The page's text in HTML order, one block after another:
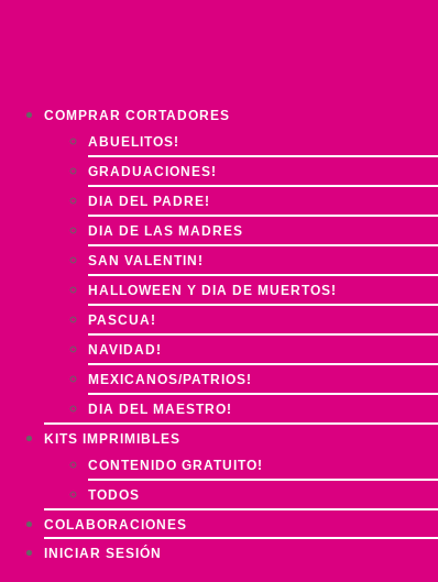
COMPRAR CORTADORES
ABUELITOS!
GRADUACIONES!
DIA DEL PADRE!
DIA DE LAS MADRES
SAN VALENTIN!
HALLOWEEN Y DIA DE MUERTOS!
PASCUA!
NAVIDAD!
MEXICANOS/PATRIOS!
DIA DEL MAESTRO!
KITS IMPRIMIBLES
CONTENIDO GRATUITO!
TODOS
COLABORACIONES
INICIAR SESIÓN